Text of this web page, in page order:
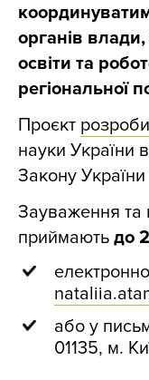
органів
освіти та
регіональної
Проєкт
науки України
Закону України
Зауваження та
приймають до
або у
01135, м.